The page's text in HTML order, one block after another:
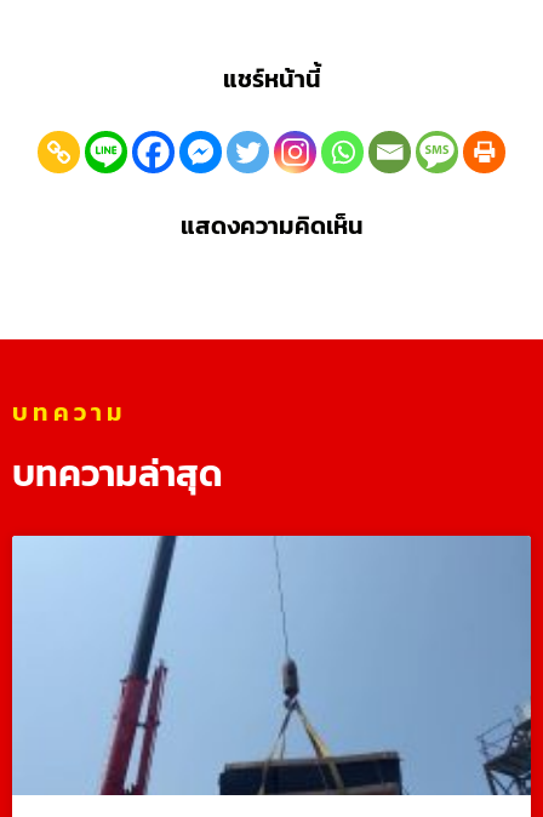
แชร์หน้านี้
แสดงความคิดเห็น
บทความ
บทความล่าสุด